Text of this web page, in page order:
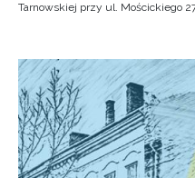
Tarnowskiej przy ul. Mościckiego